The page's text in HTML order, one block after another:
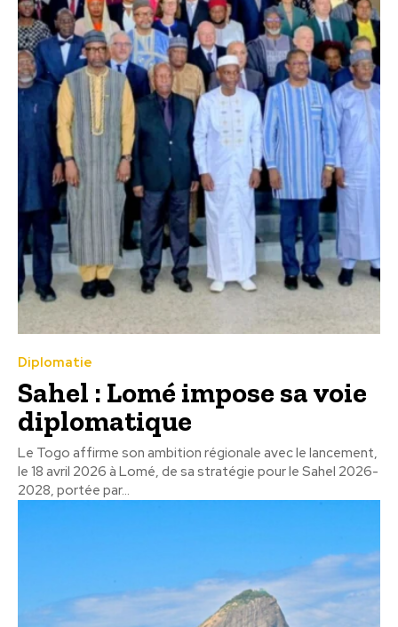
Diplomatie
Sahel : Lomé impose sa voie
diplomatique
Le Togo affirme son ambition régionale avec le lancement,
le 18 avril 2026 à Lomé, de sa stratégie pour le Sahel 2026-
2028, portée par...